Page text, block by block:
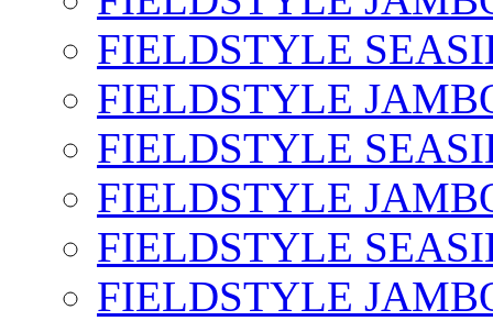
FIELDSTYLE
FIELDSTYLE
FIELDSTYLE
FIELDSTYLE
FIELDSTYLE
FIELDSTYLE